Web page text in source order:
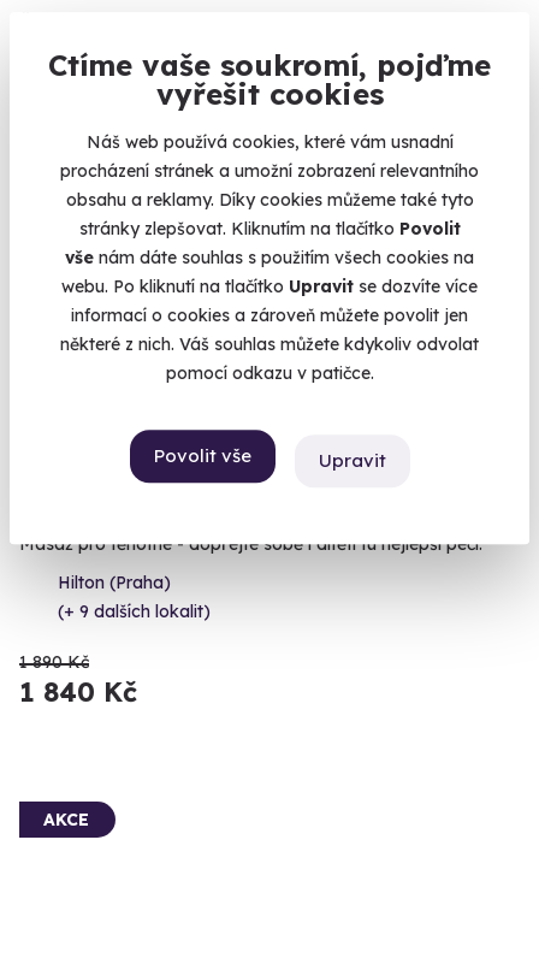
Ctíme vaše soukromí, pojďme
vyřešit cookies
Náš web používá cookies, které vám usnadní
procházení stránek a umožní zobrazení relevantního
obsahu a reklamy. Díky cookies můžeme také tyto
stránky zlepšovat. Kliknutím na tlačítko Povolit
vše nám dáte souhlas s použitím všech cookies na
webu. Po kliknutí na tlačítko Upravit se dozvíte více
informací o cookies a zároveň můžete povolit jen
některé z nich. Váš souhlas můžete kdykoliv odvolat
pomocí odkazu v patičce.
Povolit vše Upravit
Praha 2
1 870 Kč
AKCE
Masáž pro těhotné - dopřejte sobě i dítěti tu nejlepší péči.
Hilton (Praha)
(+ 9 dalších lokalit)
1 890 Kč
1 840 Kč
AKCE